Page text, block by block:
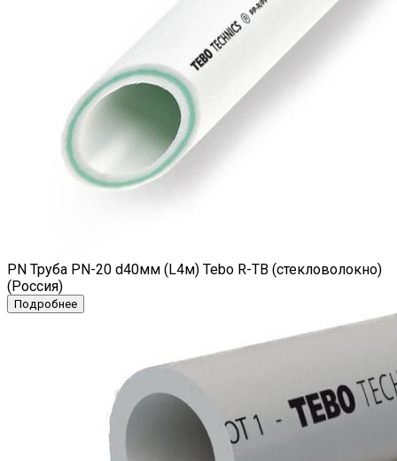
PN Труба PN-20 d40мм (L4м) Tebo R-TB (стекловолокно)
(Россия)